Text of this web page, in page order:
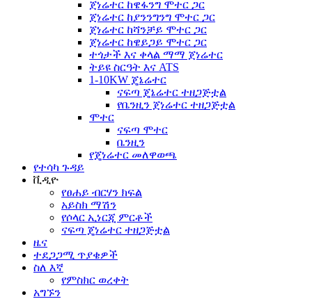
ጀነሬተር ከዌፋንግ ሞተር ጋር
ጀነሬተር ከያንንግንግ ሞተር ጋር
ጀነሬተር ከሻንቻይ ሞተር ጋር
ጀነሬተር ከዌይጋይ ሞተር ጋር
ተጎታች እና ቀላል ማማ ጀነሬተር
ትይዩ ስርዓት እና ATS
1-10KW ጄኔሬተር
ናፍጣ ጄኔሬተር ተዘጋጅቷል
የቤንዚን ጀነሬተር ተዘጋጅቷል
ሞተር
ናፍጣ ሞተር
ቤንዚን
የጄነሬተር መለዋወጫ
የተሳካ ጉዳይ
ቪዲዮ
የፀሐይ ብርሃን ክፍል
አይስክ ማሽን
የሶላር ኢነርጂ ምርቶች
ናፍጣ ጄነሬተር ተዘጋጅቷል
ዜና
ተደጋጋሚ ጥያቄዎች
ስለ እኛ
የምስክር ወረቀት
አግኙን